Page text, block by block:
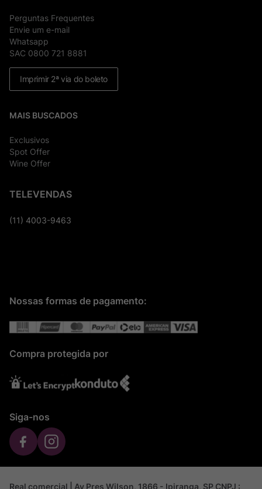
Perguntas Frequentes
Envie um e-mail
Whatsapp
SAC 0800 721 8881
Imprimir 2ª via do boleto
MAIS BUSCADOS
Exclusivos
Spot Offer
Wine Offer
TELEVENDAS
(11) 4003-9463
Nossas formas de pagamento:
Compra protegida por
Siga-nos
Real comercial | Av Pres Wilson, 1866 - Ipiranga, SP CNPJ :